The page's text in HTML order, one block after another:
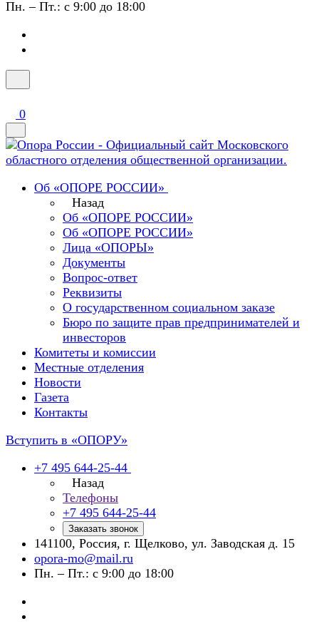
Пн. – Пт.: с 9:00 до 18:00
0
Об «ОПОРЕ РОССИИ»
Назад
Об «ОПОРЕ РОССИИ»
Об «ОПОРЕ РОССИИ»
Лица «ОПОРЫ»
Документы
Вопрос-ответ
Реквизиты
О государственном социальном заказе
Бюро по защите прав предпринимателей и
инвесторов
Комитеты и комиссии
Местные отделения
Новости
Газета
Контакты
Вступить в «ОПОРУ»
+7 495 644-25-44
Назад
Телефоны
+7 495 644-25-44
Заказать звонок
141100, Россия, г. Щелково, ул. Заводская д. 15
opora-mo@mail.ru
Пн. – Пт.: с 9:00 до 18:00